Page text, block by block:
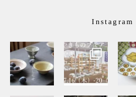
Instagram